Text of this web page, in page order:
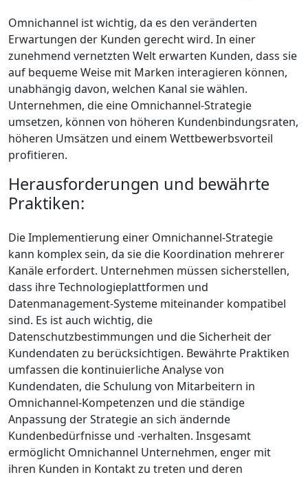
Omnichannel ist wichtig, da es den veränderten
Erwartungen der Kunden gerecht wird. In einer
zunehmend vernetzten Welt erwarten Kunden, dass sie
auf bequeme Weise mit Marken interagieren können,
unabhängig davon, welchen Kanal sie wählen.
Unternehmen, die eine Omnichannel-Strategie
umsetzen, können von höheren Kundenbindungsraten,
höheren Umsätzen und einem Wettbewerbsvorteil
profitieren.
Herausforderungen und bewährte
Praktiken:
Die Implementierung einer Omnichannel-Strategie
kann komplex sein, da sie die Koordination mehrerer
Kanäle erfordert. Unternehmen müssen sicherstellen,
dass ihre Technologieplattformen und
Datenmanagement-Systeme miteinander kompatibel
sind. Es ist auch wichtig, die
Datenschutzbestimmungen und die Sicherheit der
Kundendaten zu berücksichtigen. Bewährte Praktiken
umfassen die kontinuierliche Analyse von
Kundendaten, die Schulung von Mitarbeitern in
Omnichannel-Kompetenzen und die ständige
Anpassung der Strategie an sich ändernde
Kundenbedürfnisse und -verhalten. Insgesamt
ermöglicht Omnichannel Unternehmen, enger mit
ihren Kunden in Kontakt zu treten und deren